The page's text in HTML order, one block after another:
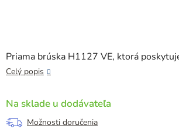
Priama brúska H1127 VE, ktorá
Celý popis
Na sklade u dodávateľa
Možnosti doručenia